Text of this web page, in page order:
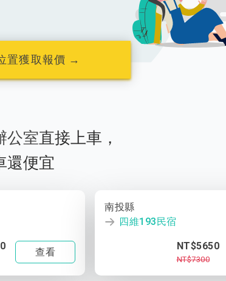
置獲取報價 →
公室直接上車，
還便宜
查看
南投縣
四維193民宿
NT$5650
NT$7300